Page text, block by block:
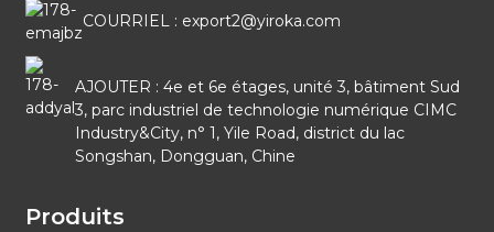
COURRIEL : export2@yiroka.com
AJOUTER : 4e et 6e étages, unité 3, bâtiment Sud
3, parc industriel de technologie numérique CIMC
Industry&City, n° 1, Yile Road, district du lac
Songshan, Dongguan, Chine
Produits